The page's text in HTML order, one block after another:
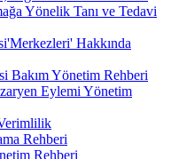
Yönelik Tanı ve Tedavi
Hakkında
Bakım Yönetim Rehberi
Eylemi Yönetim
Rehberi
Rehberi